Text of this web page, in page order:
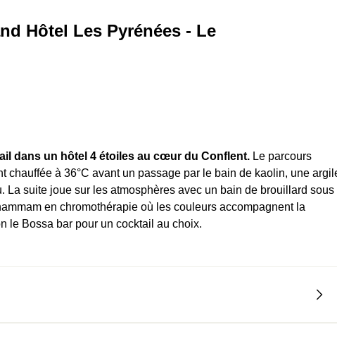
Hôtel Les Pyrénées - Le
dans un hôtel 4 étoiles au cœur du Conflent. Le parcours
chauffée à 36°C avant un passage par le bain de kaolin, une
La suite joue sur les atmosphères avec un bain de brouillard sous
en chromothérapie où les couleurs accompagnent la
le Bossa bar pour un cocktail au choix.